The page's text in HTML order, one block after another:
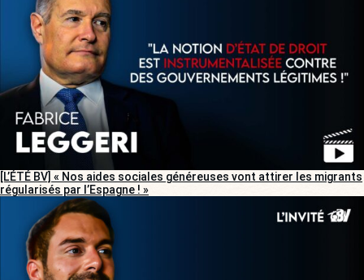
[L’ÉTÉ BV] « Nos aides sociales généreuses vont attirer les migrants
régularisés par l’Espagne ! »